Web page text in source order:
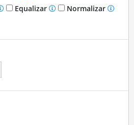
Equalizar
Normalizar